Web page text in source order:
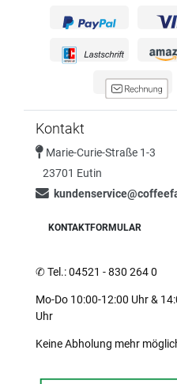
Kontakt
Marie-Curie-Straße 1-3
23701 Eutin
KONTAKTFORMULAR
✆Tel.: 04521 - 830 264 0
Mo-Do 10:00-12:00 Uhr &
Uhr
Keine Abholung mehr